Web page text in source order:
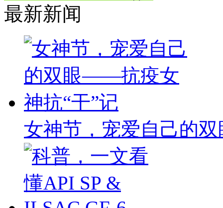
最新新闻
女神节，宠爱自己的